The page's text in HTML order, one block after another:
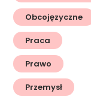
Obcojęzyczne
Praca
Prawo
Przemysł